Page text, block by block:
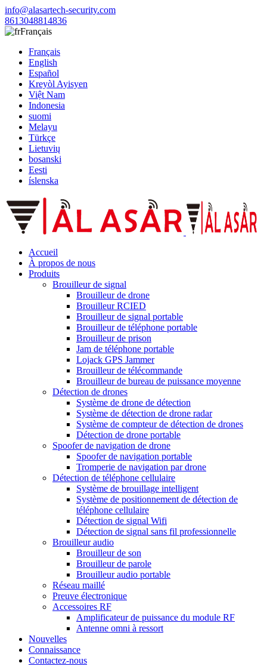
info@alasartech-security.com
8613048814836
Français
Français
English
Español
Kreyòl Ayisyen
Việt Nam
Indonesia
suomi
Melayu
Türkçe
Lietuvių
bosanski
Eesti
íslenska
Accueil
À propos de nous
Produits
Brouilleur de signal
Brouilleur de drone
Brouilleur RCIED
Brouilleur de signal portable
Brouilleur de téléphone portable
Brouilleur de prison
Jam de téléphone portable
Lojack GPS Jammer
Brouilleur de télécommande
Brouilleur de bureau de puissance moyenne
Détection de drones
Système de drone de détection
Système de détection de drone radar
Système de compteur de détection de drones
Détection de drone portable
Spoofer de navigation de drone
Spoofer de navigation portable
Tromperie de navigation par drone
Détection de téléphone cellulaire
Système de brouillage intelligent
Système de positionnement de détection de
téléphone cellulaire
Détection de signal Wifi
Détection de signal sans fil professionnelle
Brouilleur audio
Brouilleur de son
Brouilleur de parole
Brouilleur audio portable
Réseau maillé
Preuve électronique
Accessoires RF
Amplificateur de puissance du module RF
Antenne omni à ressort
Nouvelles
Connaissance
Contactez-nous